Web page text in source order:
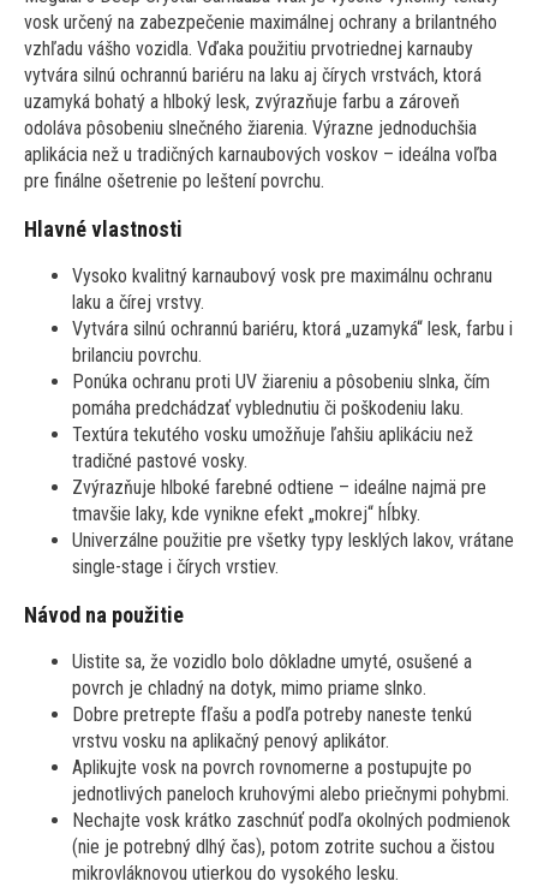
vosk určený na zabezpečenie maximálnej ochrany a brilantného
vzhľadu vášho vozidla. Vďaka použitiu prvotriednej karnauby
vytvára silnú ochrannú bariéru na laku aj čírych vrstvách, ktorá
uzamyká bohatý a hlboký lesk, zvýrazňuje farbu a zároveň
odoláva pôsobeniu slnečného žiarenia. Výrazne jednoduchšia
aplikácia než u tradičných karnaubových voskov – ideálna voľba
pre finálne ošetrenie po leštení povrchu.
Hlavné vlastnosti
Vysoko kvalitný karnaubový vosk pre maximálnu ochranu
laku a čírej vrstvy.
Vytvára silnú ochrannú bariéru, ktorá „uzamyká“ lesk, farbu i
brilanciu povrchu.
Ponúka ochranu proti UV žiareniu a pôsobeniu slnka, čím
pomáha predchádzať vyblednutiu či poškodeniu laku.
Textúra tekutého vosku umožňuje ľahšiu aplikáciu než
tradičné pastové vosky.
Zvýrazňuje hlboké farebné odtiene – ideálne najmä pre
tmavšie laky, kde vynikne efekt „mokrej“ hĺbky.
Univerzálne použitie pre všetky typy lesklých lakov, vrátane
single-stage i čírych vrstiev.
Návod na použitie
Uistite sa, že vozidlo bolo dôkladne umyté, osušené a
povrch je chladný na dotyk, mimo priame slnko.
Dobre pretrepte fľašu a podľa potreby naneste tenkú
vrstvu vosku na aplikačný penový aplikátor.
Aplikujte vosk na povrch rovnomerne a postupujte po
jednotlivých paneloch kruhovými alebo priečnymi pohybmi.
Nechajte vosk krátko zaschnúť podľa okolných podmienok
(nie je potrebný dlhý čas), potom zotrite suchou a čistou
mikrovláknovou utierkou do vysokého lesku.